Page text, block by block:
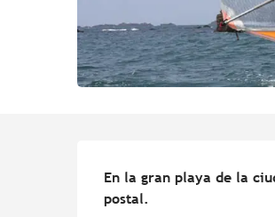
En la gran playa de la
postal.